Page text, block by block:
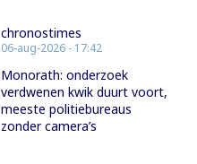
chronostimes
06-aug-2026 - 17:42
Monorath: onderzoek
verdwenen kwik duurt voort,
meeste politiebureaus
zonder camera’s